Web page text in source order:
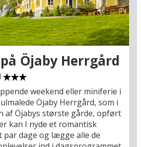
Öjaby Herrgård
weekend eller miniferie i
Öjaby Herrgård, som i
af Öjabys største gårde, opført
kan I nyde et romantisk
par dage og lægge alle de